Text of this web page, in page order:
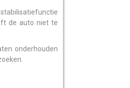
de auto niet te
onderhouden